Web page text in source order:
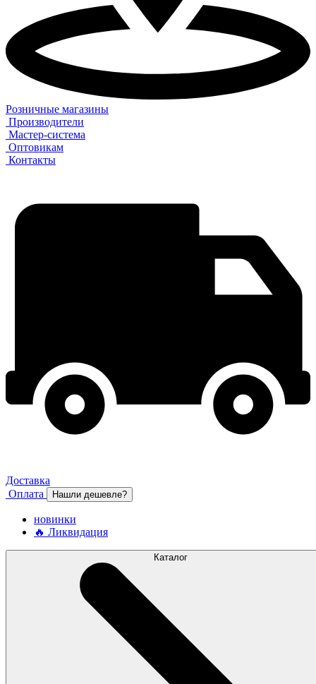
Розничные магазины
Производители
Мастер-система
Оптовикам
Контакты
Доставка
Оплата
Нашли дешевле?
новинки
🔥 Ликвидация
Каталог